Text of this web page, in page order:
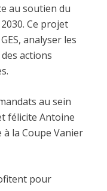
au soutien du
Ce projet
analyser les
actions
au sein
félicite Antoine
la Coupe Vanier
pour